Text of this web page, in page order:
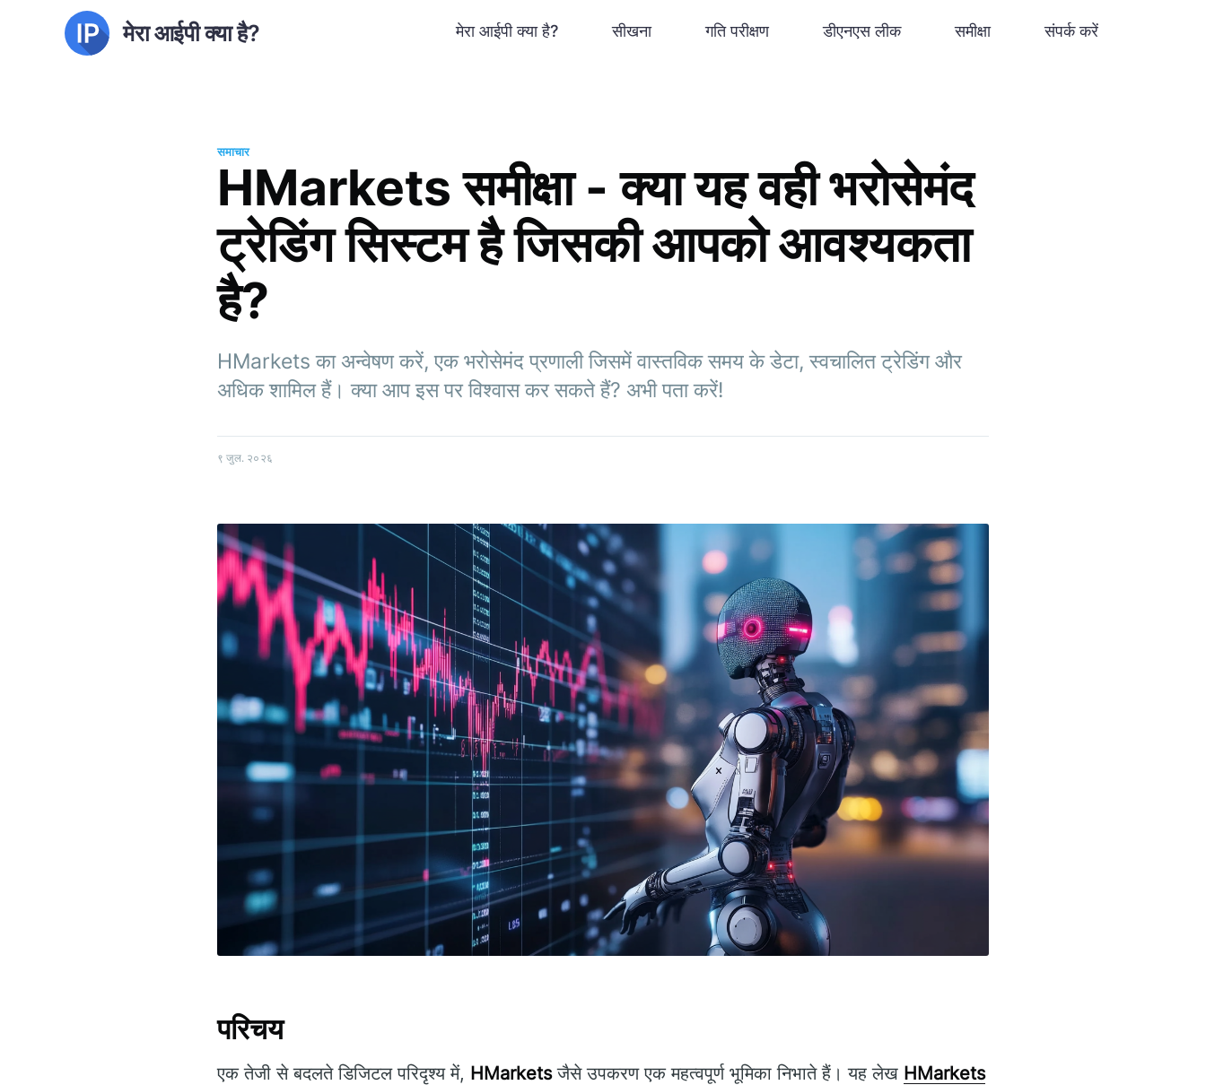
मेरा आईपी क्या है? मेरा आईपी क्या है? सीखना गति परीक्षण डीएनएस लीक समीक्षा संपर्क करें
समाचार
HMarkets समीक्षा - क्या यह वही भरोसेमंद
ट्रेडिंग सिस्टम है जिसकी आपको आवश्यकता
है?
HMarkets का अन्वेषण करें, एक भरोसेमंद प्रणाली जिसमें वास्तविक समय के डेटा, स्वचालित ट्रेडिंग और
अधिक शामिल हैं। क्या आप इस पर विश्वास कर सकते हैं? अभी पता करें!
९ जुल. २०२६
परिचय
एक तेजी से बदलते डिजिटल परिदृश्य में, HMarketsजैसे उपकरण एक महत्वपूर्ण भूमिका निभाते हैं। यह लेख HMarkets